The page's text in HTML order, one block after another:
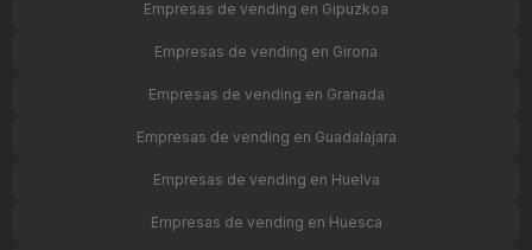
Empresas de vending en Gipuzkoa
Empresas de vending en Girona
Empresas de vending en Granada
Empresas de vending en Guadalajara
Empresas de vending en Huelva
Empresas de vending en Huesca